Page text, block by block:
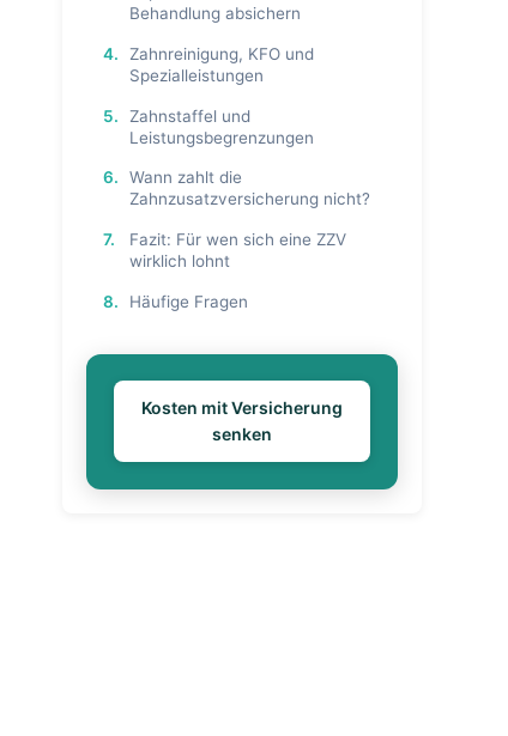
Behandlung absichern
4.
Zahnreinigung, KFO und
Spezialleistungen
5.
Zahnstaffel und
Leistungsbegrenzungen
6.
Wann zahlt die
Zahnzusatzversicherung nicht?
7.
Fazit: Für wen sich eine ZZV
wirklich lohnt
8. Häufige Fragen
Kosten mit Versicherung
senken